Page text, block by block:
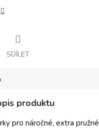
SDÍLET
produktu
pro náročné, extra